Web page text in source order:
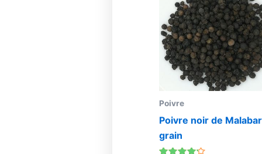
Poivre
Poivre noir de Malabar
grain